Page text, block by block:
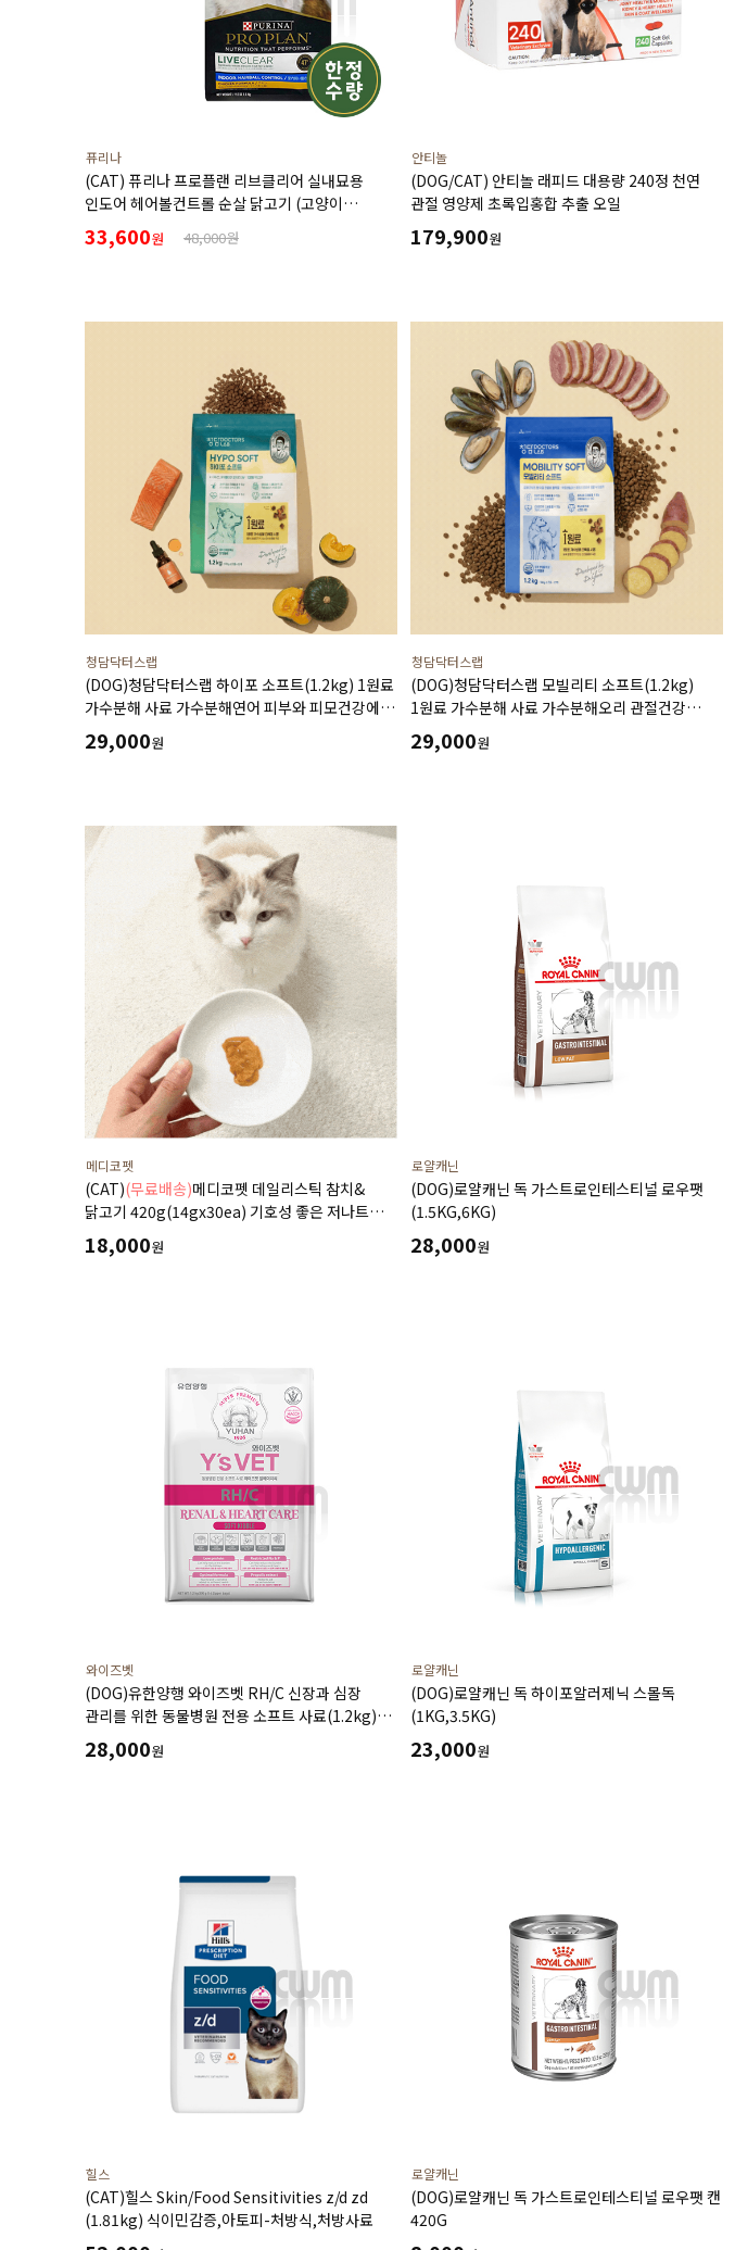
퓨리나
(CAT) 퓨리나 프로플랜 리브클리어 실내묘용
인도어 헤어볼컨트롤 순살 닭고기 (고양이
알레르기 감소식단)(1.5kg) (유통기한27년3월)
33,600원 48,000원
안티놀
(DOG/CAT) 안티놀 래피드 대용량 240정 천연
관절 영양제 초록입홍합 추출 오일
179,900원
청담닥터스랩
(DOG)청담닥터스랩 하이포 소프트(1.2kg) 1원료
가수분해 사료 가수분해연어 피부와 피모건강에
도움 장건강 긴장완화 부드러운식감
29,000원
청담닥터스랩
(DOG)청담닥터스랩 모빌리티 소프트(1.2kg)
1원료 가수분해 사료 가수분해오리 관절건강
장건강 긴장완화 부드러운식감
29,000원
메디코펫
(CAT)(무료배송)메디코펫 데일리스틱 참치&
닭고기 420g(14gx30ea) 기호성 좋은 저나트륨
하루 종합 영양제 츄르
18,000원
로얄캐닌
(DOG)로얄캐닌 독 가스트로인테스티널 로우팻
(1.5KG,6KG)
28,000원
와이즈벳
(DOG)유한양행 와이즈벳 RH/C 신장과 심장
관리를 위한 동물병원 전용 소프트 사료(1.2kg)
저단백 저인 저나트륨 3저설계 심장건강에 도움을
주는 기능성 성분 고품질 단백질원 사용
28,000원
로얄캐닌
(DOG)로얄캐닌 독 하이포알러제닉 스몰독
(1KG,3.5KG)
23,000원
힐스
(CAT)힐스 Skin/Food Sensitivities z/d zd
(1.81kg) 식이민감증,아토피-처방식,처방사료
로얄캐닌
(DOG)로얄캐닌 독 가스트로인테스티널 로우팻 캔
420G